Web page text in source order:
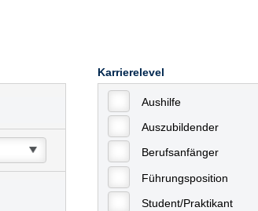
Karrierelevel
Aushilfe
Auszubildender
Berufsanfänger
Führungsposition
Student/Praktikant